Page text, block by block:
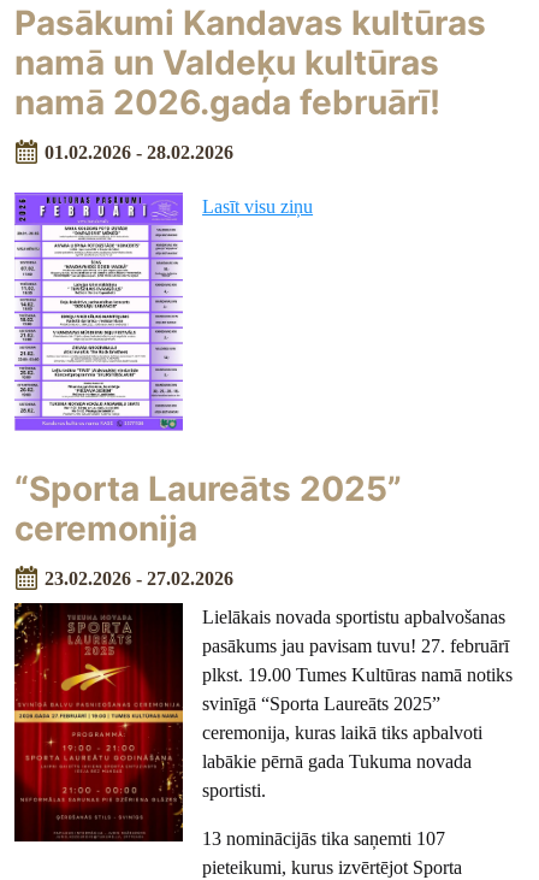
Pasākumi Kandavas kultūras
namā un Valdeķu kultūras
namā 2026.gada februārī!
01.02.2026 - 28.02.2026
Lasīt visu ziņu
“Sporta Laureāts 2025”
ceremonija
23.02.2026 - 27.02.2026
Lielākais novada sportistu apbalvošanas
pasākums jau pavisam tuvu! 27. februārī
plkst. 19.00 Tumes Kultūras namā notiks
svinīgā “Sporta Laureāts 2025”
ceremonija, kuras laikā tiks apbalvoti
labākie pērnā gada Tukuma novada
sportisti.
13 nominācijās tika saņemti 107
pieteikumi, kurus izvērtējot Sporta